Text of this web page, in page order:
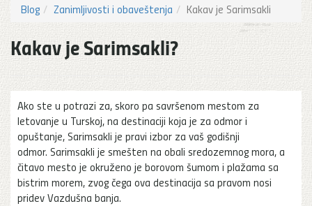
Blog Zanimljivosti i obaveštenja Kakav je Sarimsakli
Kakav je Sarimsakli?
Ako ste u potrazi za, skoro pa savršenom mestom za
letovanje u Turskoj, na destinaciji koja je za odmor i
opuštanje, Sarimsakli je pravi izbor za vaš godišnji
odmor. Sarimsakli je smešten na obali sredozemnog mora, a
čitavo mesto je okruženo je borovom šumom i plažama sa
bistrim morem, zvog čega ova destinacija sa pravom nosi
pridev Vazdušna banja.